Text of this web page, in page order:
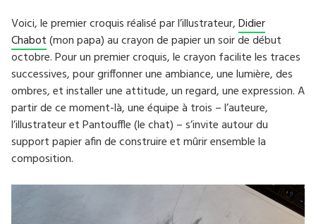
Voici, le premier croquis réalisé par l’illustrateur,Didier
Chabot(mon papa) au crayon de papier un soir de début
octobre. Pour un premier croquis, le crayon facilite les traces
successives, pour griffonner une ambiance, une lumière, des
ombres, et installer une attitude, un regard, une expression. A
partir de ce moment-là, une équipe à trois – l’auteure,
l’illustrateur et Pantouffle (le chat) – s’invite autour du
support papier afin de construire et mûrir ensemble la
composition.